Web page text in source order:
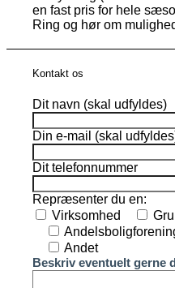
en fast pris for hele
Ring og hør om
Kontakt os
Dit navn (skal udfyldes)
Din e-mail (skal
Dit telefonnummer
Repræsenter du en:
Virksomhed
Andet
Beskriv eventuelt gerne